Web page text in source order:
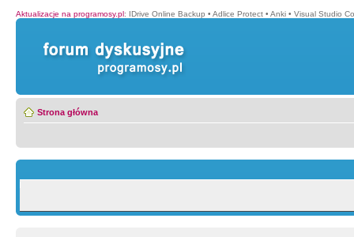
Aktualizacje na programosy.pl: IDrive Online Backup • Adlice Protect • Anki • Visual Studio
Strona główna